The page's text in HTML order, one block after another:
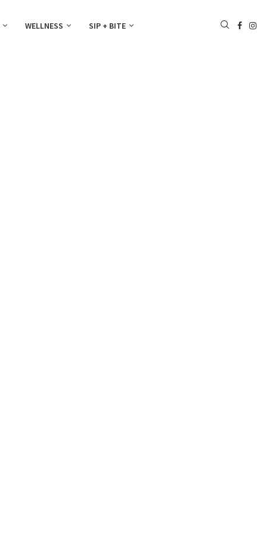
WELLNESS SIP + BITE